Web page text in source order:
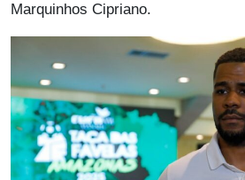
Marquinhos Cipriano.